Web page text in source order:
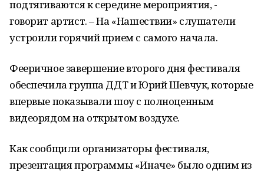
подтягиваются к середине мероприятия, -
говорит артист. – На «Нашествии» слушатели
устроили горячий прием с самого начала.
Фееричное завершение второго дня фестиваля
обеспечила группа ДДТ и Юрий Шевчук, которые
впервые показывали шоу с полноценным
видеорядом на открытом воздухе.
Как сообщили организаторы фестиваля,
презентация программы «Иначе» было одним из